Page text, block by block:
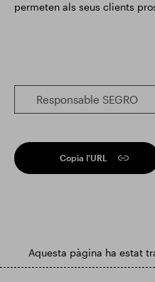
permeten als seus clients
Responsable SEGRO
Copia l'URL
Aquesta pàgina ha estat